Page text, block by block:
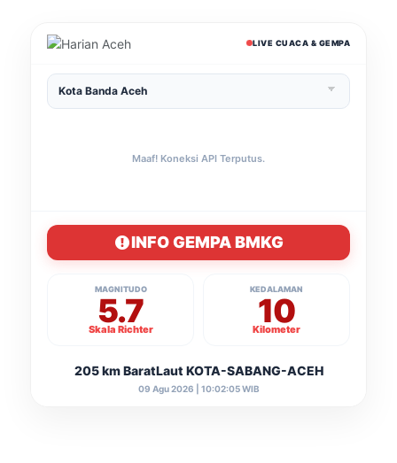
LIVE CUACA & GEMPA
Maaf! Koneksi API Terputus.
INFO GEMPA BMKG
MAGNITUDO
5.7
Skala Richter
KEDALAMAN
10
Kilometer
205 km BaratLaut KOTA-SABANG-ACEH
09 Agu 2026 | 10:02:05 WIB